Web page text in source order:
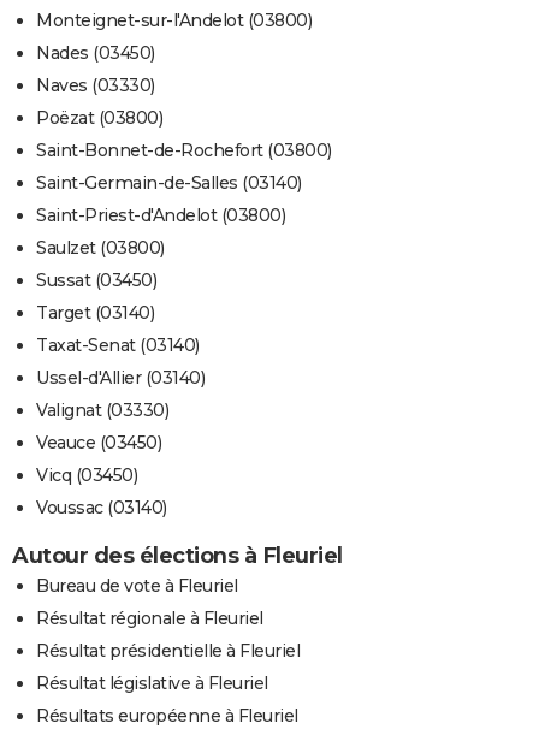
Monteignet-sur-l'Andelot (03800)
Nades (03450)
Naves (03330)
Poëzat (03800)
Saint-Bonnet-de-Rochefort (03800)
Saint-Germain-de-Salles (03140)
Saint-Priest-d'Andelot (03800)
Saulzet (03800)
Sussat (03450)
Target (03140)
Taxat-Senat (03140)
Ussel-d'Allier (03140)
Valignat (03330)
Veauce (03450)
Vicq (03450)
Voussac (03140)
Autour des élections à Fleuriel
Bureau de vote à Fleuriel
Résultat régionale à Fleuriel
Résultat présidentielle à Fleuriel
Résultat législative à Fleuriel
Résultats européenne à Fleuriel